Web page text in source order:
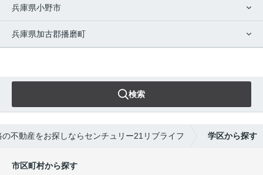
兵庫県小野市
兵庫県加古郡播磨町
検索
の不動産をお探しならセンチュリー21リブライフ 学区から探す
市区町村から探す